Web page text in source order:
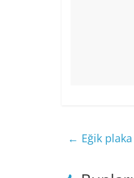
← Eğik